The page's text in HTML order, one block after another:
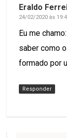
Eraldo
24/02/2020 às
Eu me
saber como
formado por
Responder